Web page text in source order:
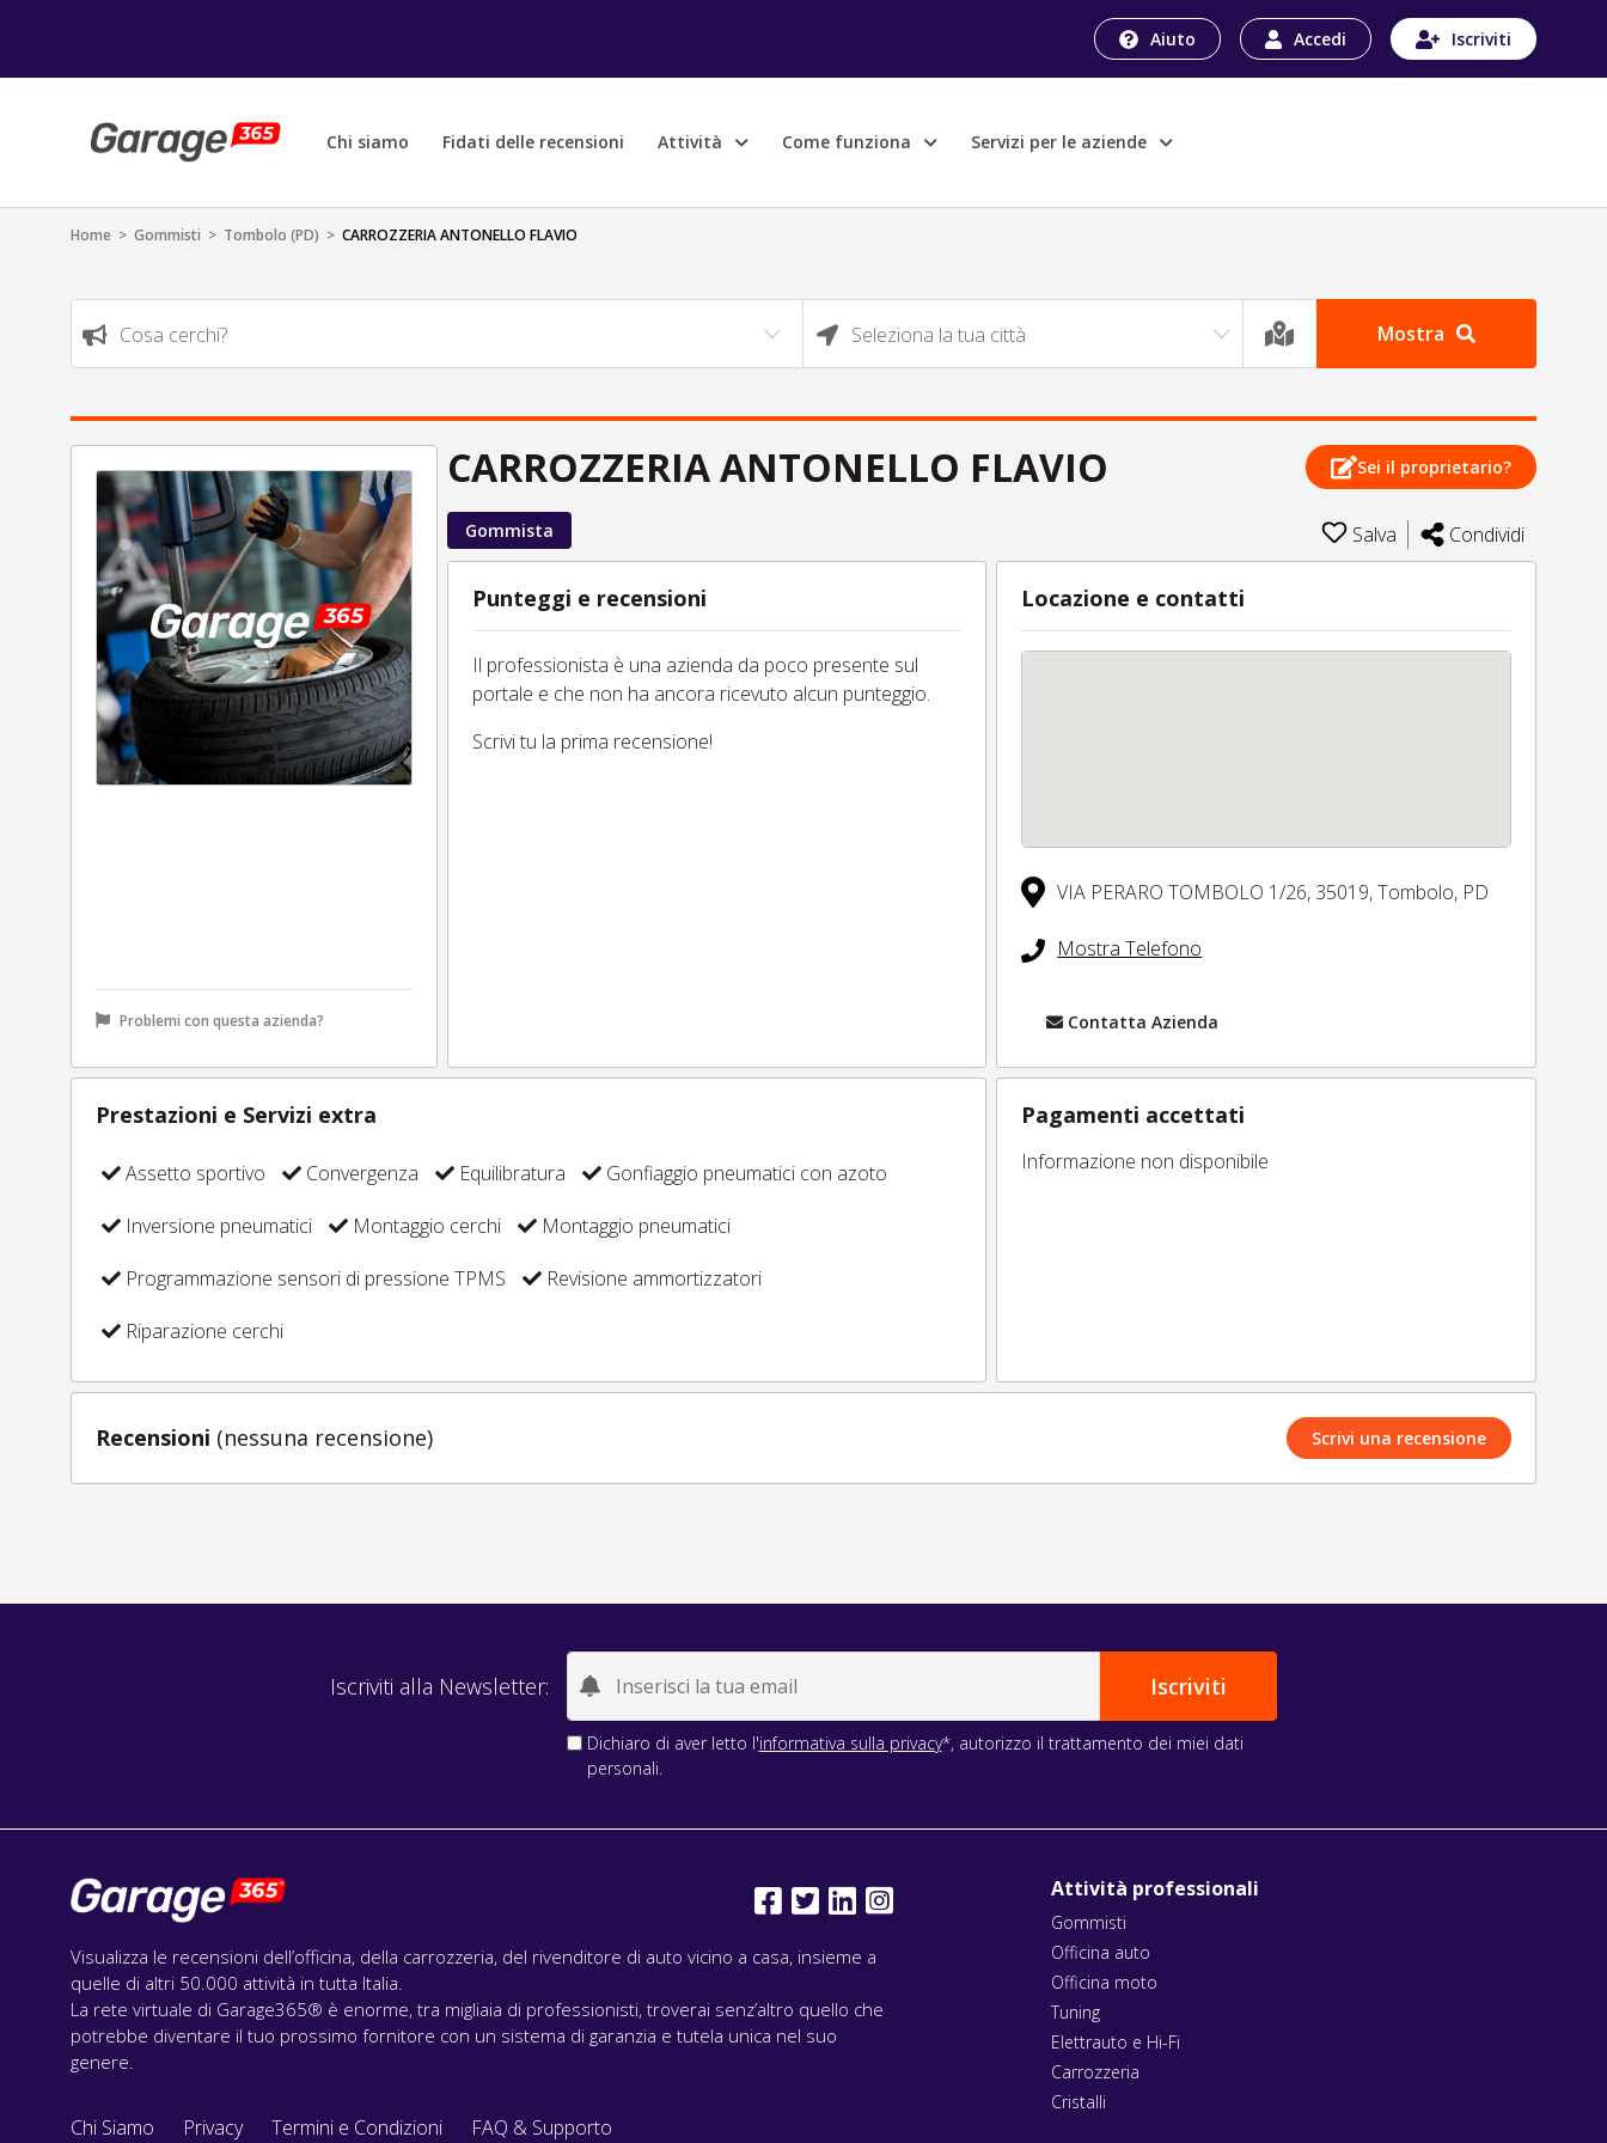
Aiuto Accedi Iscriviti
Chi siamo Fidati delle recensioni Attività Come funziona Servizi per le aziende
Home > Gommisti > Tombolo (PD) > CARROZZERIA ANTONELLO FLAVIO
Cosa cerchi? Seleziona la tua città Mostra
Problemi con questa azienda?
CARROZZERIA ANTONELLO FLAVIO Sei il proprietario?
Gommista Salva Condividi
Punteggi e recensioni
Il professionista è una azienda da poco presente sul
portale e che non ha ancora ricevuto alcun punteggio.
Scrivi tu la prima recensione!
Locazione e contatti
VIA PERARO TOMBOLO 1/26, 35019,Tombolo, PD
Mostra Telefono
Contatta Azienda
Prestazioni e Servizi extra
Assetto sportivo Convergenza Equilibratura
Gonfiaggio pneumatici con azoto
Inversione pneumatici
Montaggio cerchi
Montaggio pneumatici
Programmazione sensori di pressione TPMS
Revisione ammortizzatori
Riparazione cerchi
Pagamenti accettati
Informazione non disponibile
Recensioni (nessuna recensione) Scrivi una recensione
Iscriviti alla Newsletter:
Dichiaro di aver letto l'informativa sulla privacy*, autorizzo il trattamento dei miei dati
personali.
Visualizza le recensioni dell’officina, della carrozzeria, del rivenditore di auto vicino a casa, insieme a
quelle di altri 50.000 attività in tutta Italia.
La rete virtuale di Garage365® è enorme, tra migliaia di professionisti, troverai senz’altro quello che
potrebbe diventare il tuo prossimo fornitore con un sistema di garanzia e tutela unica nel suo
genere.
Chi Siamo Privacy Termini e Condizioni FAQ & Supporto
Attività professionali
Gommisti
Officina auto
Officina moto
Tuning
Elettrauto e Hi-Fi
Carrozzeria
Cristalli